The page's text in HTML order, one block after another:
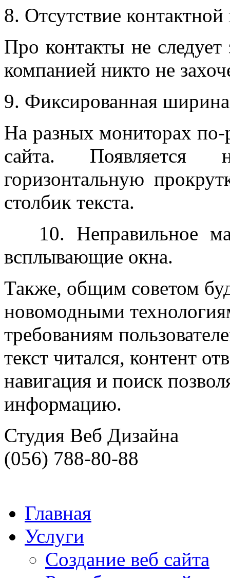
Отсутствие
Про контакты не
компанией никто не
Фиксированная
На разных мониторах по-
сайта. Появляется
горизонтальную
столбик текста.
10. Неправильное
всплывающие окна.
Также, общим советом
новомодными
требованиям
текст читался, контент
навигация и поиск
информацию.
Студия Веб Дизайна
(056) 788-80-88
Главная
Услуги
Создание веб сайта